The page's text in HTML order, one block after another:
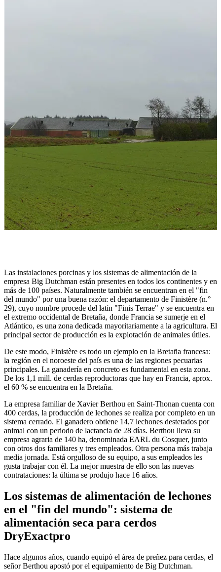
Las instalaciones porcinas y los sistemas de alimentación de la
empresa Big Dutchman están presentes en todos los continentes y en
más de 100 países. Naturalmente también se encuentran en el "fin
del mundo" por una buena razón: el departamento de Finistère (n.°
29), cuyo nombre procede del latín "Finis Terrae" y se encuentra en
el extremo occidental de Bretaña, donde Francia se sumerje en el
Atlántico, es una zona dedicada mayoritariamente a la agricultura. El
principal sector de producción es la explotación de animales útiles.
De este modo, Finistère es todo un ejemplo en la Bretaña francesa:
la región en el noroeste del país es una de las regiones pecuarias
principales. La ganadería en concreto es fundamental en esta zona.
De los 1,1 mill. de cerdas reproductoras que hay en Francia, aprox.
el 60 % se encuentra en la Bretaña.
La empresa familiar de Xavier Berthou en Saint-Thonan cuenta con
400 cerdas, la producción de lechones se realiza por completo en un
sistema cerrado. El ganadero obtiene 14,7 lechones destetados por
animal con un periodo de lactancia de 28 días. Berthou lleva su
empresa agraria de 140 ha, denominada EARL du Cosquer, junto
con otros dos familiares y tres empleados. Otra persona más trabaja
media jornada. Está orgulloso de su equipo, a sus empleados les
gusta trabajar con él. La mejor muestra de ello son las nuevas
contrataciones: la última se produjo hace 16 años.
Los sistemas de alimentación de lechones
en el "fin del mundo": sistema de
alimentación seca para cerdos
DryExactpro
Hace algunos años, cuando equipó el área de preñez para cerdas, el
señor Berthou apostó por el equipamiento de Big Dutchman.